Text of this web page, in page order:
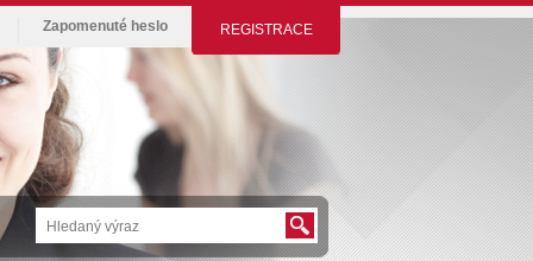
REGISTRACE
Zapomenuté heslo